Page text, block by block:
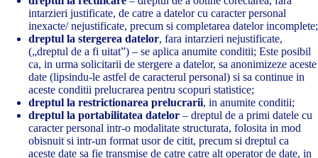
intarzieri justificate, de catre a datelor cu caracter personal
inexacte/ nejustificate, precum si completarea datelor incomplete;
dreptul la stergerea datelor, fara intarzieri nejustificate,
(„dreptul de a fi uitat”) – se aplica anumite conditii; Este posibil
ca, in urma solicitarii de stergere a datelor, sa anonimizeze aceste
date (lipsindu-le astfel de caracterul personal) si sa continue in
aceste conditii prelucrarea pentru scopuri statistice;
dreptul la restrictionarea prelucrarii, in anumite conditii;
dreptul la portabilitatea datelor – dreptul de a primi datele cu
caracter personal intr-o modalitate structurata, folosita in mod
obisnuit si intr-un format usor de citit, precum si dreptul ca
aceste date sa fie transmise de catre catre alt operator de date, in